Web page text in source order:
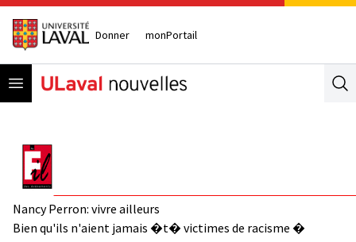
Donner monPortail
Open menu
Nancy Perron: vivre ailleurs
Bien qu'ils n'aient jamais �t� victimes de racisme �